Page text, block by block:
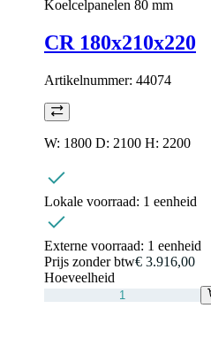
Koelcelpanelen 80 mm
CR 180x210x220
Artikelnummer: 44074
W: 1800 D: 2100 H: 2200
Lokale voorraad: 1 eenheid
Externe voorraad: 1 eenheid
Prijs zonder btw€ 3.916,00
Hoeveelheid